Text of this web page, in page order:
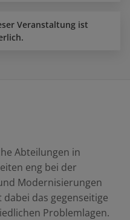
Veranstaltung ist
Abteilungen in
eng bei der
Modernisierungen
das gegenseitige
Problemlagen.